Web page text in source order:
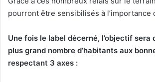
pourront être sensibilisés à l’importance
Une fois le label décerné, l’objectif sera
plus grand nombre d’habitants aux
respectant 3 axes :